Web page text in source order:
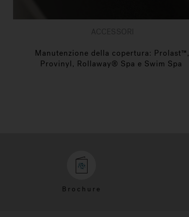
Manutenzione della copertura: Prolast™,
Provinyl, Rollaway® Spa e Swim Spa
Brochure